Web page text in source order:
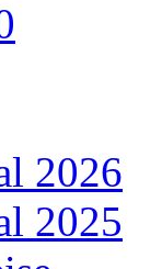
2026
2025